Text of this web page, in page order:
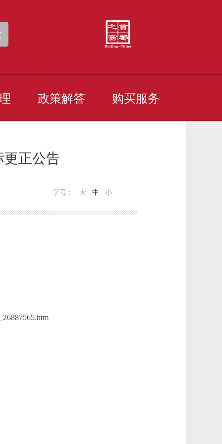
政策解答 购买服务
更正公告
字号： 大 中 小